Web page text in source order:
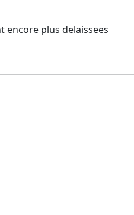
encore plus delaissees